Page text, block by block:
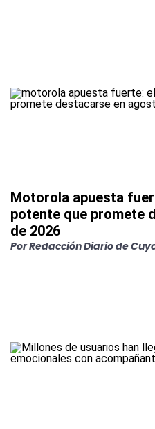
Motorola apuesta
potente que promete
de 2026
PorRedacción Diario de